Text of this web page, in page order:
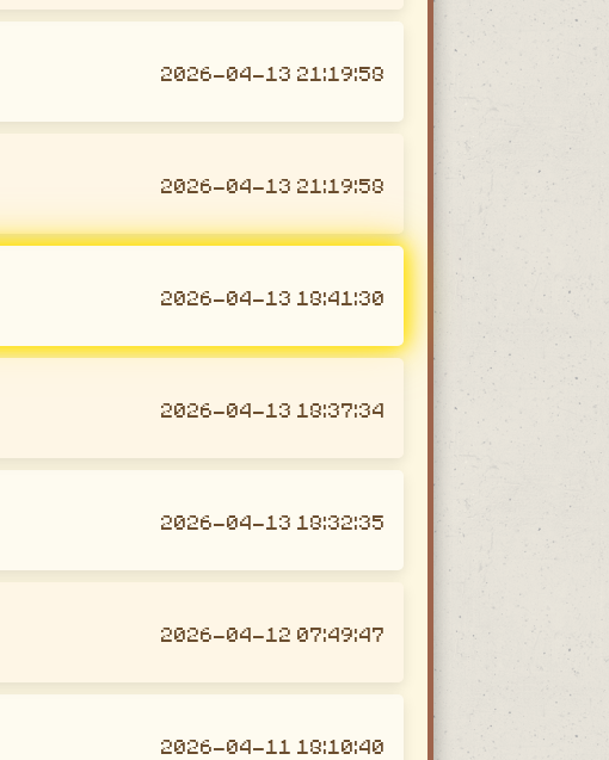
2026-04-13 21:19:58
2026-04-13 21:19:58
2026-04-13 18:41:30
2026-04-13 18:37:34
2026-04-13 18:32:35
2026-04-12 07:49:47
2026-04-11 18:10:40